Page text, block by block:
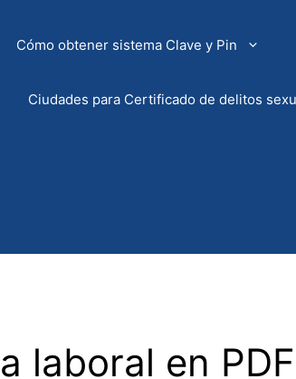
Cómo obtener sistema Clave y Pin
Ciudades para Certificado de delitos
laboral en